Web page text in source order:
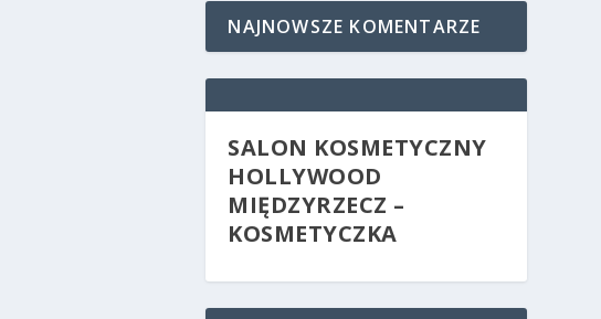
NAJNOWSZE KOMENTARZE
SALON KOSMETYCZNY
HOLLYWOOD
MIĘDZYRZECZ –
KOSMETYCZKA